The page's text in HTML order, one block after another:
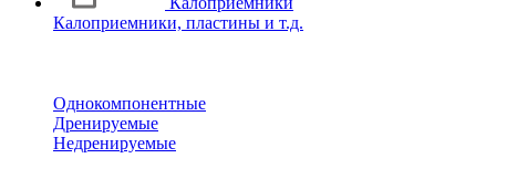
Калоприемники, пластины и т.д.
Однокомпонентные
Дренируемые
Недренируемые